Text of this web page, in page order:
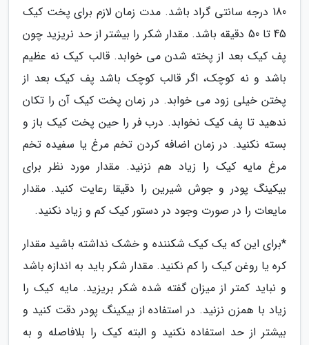
180 درجه سانتی گراد باشد. مدت زمان لازم برای پخت کیک
45 تا 50 دقیقه باشد. مقدار شکر را بیشتر از حد نریزید چون
پف کیک بعد از پخته شدن می خوابد. قالب کیک نه عظیم
باشد و نه کوچک، اگر قالب کوچک باشد پف کیک بعد از
پختن خیلی زود می خوابد. در زمان پخت کیک آن را تکان
ندهید تا پف کیک نخوابد. درب فر را حین پخت کیک باز و
بسته نکنید. در زمان اضافه کردن تخم مرغ یا سفیده تخم
مرغ مایه کیک را زیاد هم نزنید. مقدار مورد نظر برای
بیکینگ پودر و جوش شیرین را دقیقا رعایت کنید. مقدار
مایعات را در صورت وجود در دستور کیک کم و زیاد نکنید.
*برای این که یک کیک شکننده و خشک نداشته باشید مقدار
کره یا روغن کیک را کم نکنید. مقدار شکر باید به اندازه باشد
و نباید کمتر از میزان گفته شده شکر بریزید. مایه کیک را
زیاد با همزن نزنید. در استفاده از بیکینگ پودر دقت کنید و
بیشتر از حد استفاده نکنید و البته کیک را بلافاصله و به